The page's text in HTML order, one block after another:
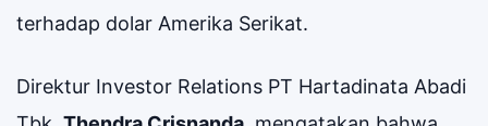
terhadap dolar Amerika Serikat.
Direktur Investor Relations PT Hartadinata Abadi